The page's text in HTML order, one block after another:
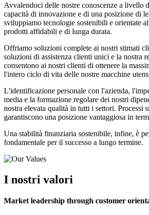
Avvalendoci delle nostre conoscenze a livello
capacità di innovazione e di una posizione di
sviluppiamo tecnologie sostenibili e orientate
prodotti affidabili e di lunga durata.
Offriamo soluzioni complete ai nostri stimati
soluzioni di assistenza clienti unici e la nostra
consentono ai nostri clienti di ottenere la
l'intero ciclo di vita delle nostre macchine
L'identificazione personale con l'azienda,
media e la formazione regolare dei nostri
nostra elevata qualità in tutti i settori. Processi
garantiscono una posizione vantaggiosa in
Una stabilità finanziaria sostenibile, infine, è
fondamentale per il successo a lungo termine.
I nostri valori
Market leadership through customer